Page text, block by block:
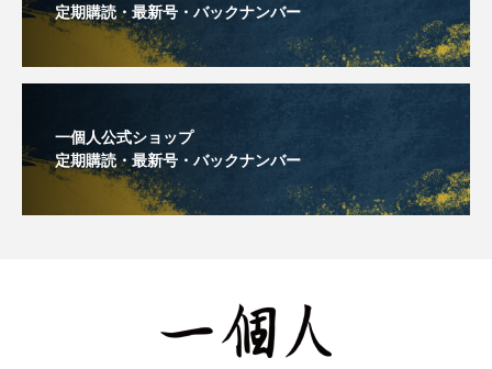
定期購読・最新号・バックナンバー
一個人公式ショップ
定期購読・最新号・バックナンバー